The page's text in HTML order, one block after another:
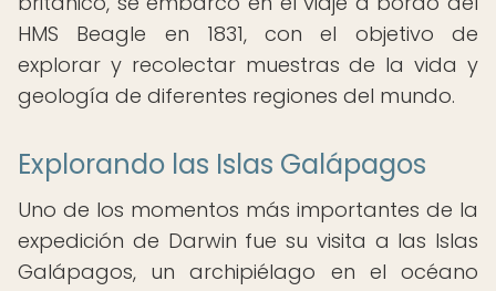
HMS Beagle en 1831, con el objetivo de
explorar y recolectar muestras de la vida y
geología de diferentes regiones del mundo.
Explorando las Islas Galápagos
Uno de los momentos más importantes de la
expedición de Darwin fue su visita a las Islas
Galápagos, un archipiélago en el océano